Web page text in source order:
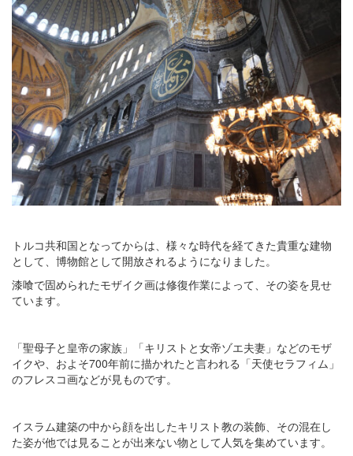
トルコ共和国となってからは、様々な時代を経てきた貴重な建物
として、博物館として開放されるようになりました。
漆喰で固められたモザイク画は修復作業によって、その姿を見せ
ています。
「聖母子と皇帝の家族」「キリストと女帝ゾエ夫妻」などのモザ
イクや、およそ700年前に描かれたと言われる「天使セラフィム」
のフレスコ画などが見ものです。
イスラム建築の中から顔を出したキリスト教の装飾、その混在し
た姿が他では見ることが出来ない物として人気を集めています。